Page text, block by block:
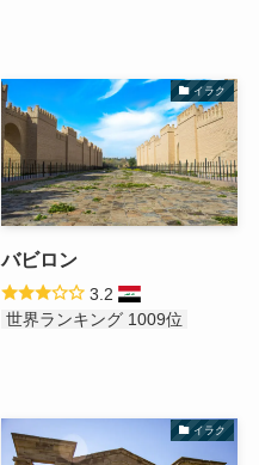
イラク
バビロン
3.2
世界ランキング 1009位
イラク